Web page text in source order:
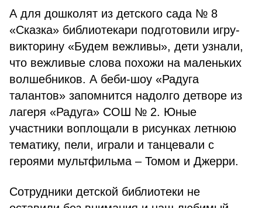
А для дошколят из детского сада № 8
«Сказка» библиотекари подготовили игру-
викторину «Будем вежливы», дети узнали,
что вежливые слова похожи на маленьких
волшебников. А беби-шоу «Радуга
талантов» запомнится надолго детворе из
лагеря «Радуга» СОШ № 2. Юные
участники воплощали в рисунках летнюю
тематику, пели, играли и танцевали с
героями мультфильма – Томом и Джерри.
Сотрудники детской библиотеки не